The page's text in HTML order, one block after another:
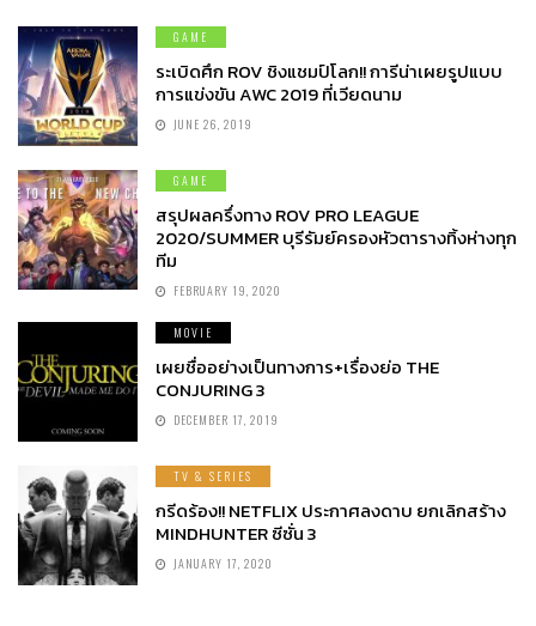
GAME
ระเบิดศึก ROV ชิงแชมป์โลก!! การีน่าเผยรูปแบบ
การแข่งขัน AWC 2019 ที่เวียดนาม
JUNE 26, 2019
GAME
สรุปผลครึ่งทาง ROV PRO LEAGUE
2020/SUMMER บุรีรัมย์ครองหัวตารางทิ้งห่างทุก
ทีม
FEBRUARY 19, 2020
MOVIE
เผยชื่ออย่างเป็นทางการ+เรื่องย่อ THE
CONJURING 3
DECEMBER 17, 2019
TV & SERIES
กรีดร้อง!! NETFLIX ประกาศลงดาบ ยกเลิกสร้าง
MINDHUNTER ซีซั่น 3
JANUARY 17, 2020